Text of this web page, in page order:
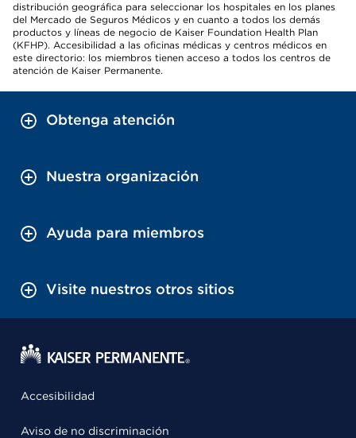
distribución geográfica para seleccionar los hospitales en los planes
del Mercado de Seguros Médicos y en cuanto a todos los demás
productos y líneas de negocio de Kaiser Foundation Health Plan
(KFHP). Accesibilidad a las oficinas médicas y centros médicos en
este directorio: los miembros tienen acceso a todos los centros de
atención de Kaiser Permanente.
Obtenga atención
Nuestra organización
Ayuda para miembros
Visite nuestros otros sitios
Accesibilidad
Aviso de no discriminación